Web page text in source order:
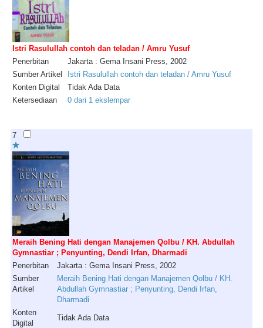
Istri Rasulullah contoh dan teladan / Amru Yusuf
Penerbitan
Jakarta : Gema Insani Press, 2002
Sumber Artikel
Istri Rasulullah contoh dan teladan / Amru Yusuf
Konten Digital
Tidak Ada Data
Ketersediaan
0 dari 1 ekslempar
7
Meraih Bening Hati dengan Manajemen Qolbu / KH. Abdullah
Gymnastiar ; Penyunting, Dendi Irfan, Dharmadi
Penerbitan
Jakarta : Gema Insani Press, 2002
Sumber
Artikel
Meraih Bening Hati dengan Manajemen Qolbu / KH.
Abdullah Gymnastiar ; Penyunting, Dendi Irfan,
Dharmadi
Konten
Digital
Tidak Ada Data